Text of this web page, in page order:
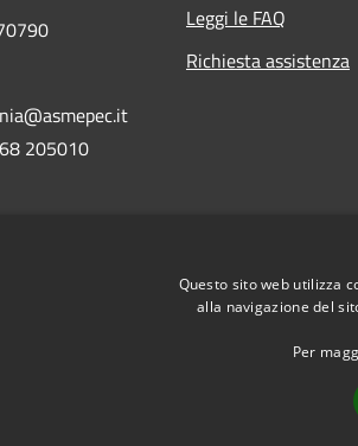
205010
Leggi le FAQ
Richiesta assistenza
Questo sito web utilizza
alla navigazione del
Per